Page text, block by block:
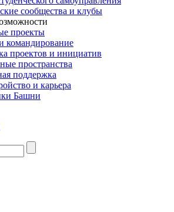
сообщества и клубы
проекты
командирование
проектов и инициатив
пространства
поддержка
и карьера
Башни